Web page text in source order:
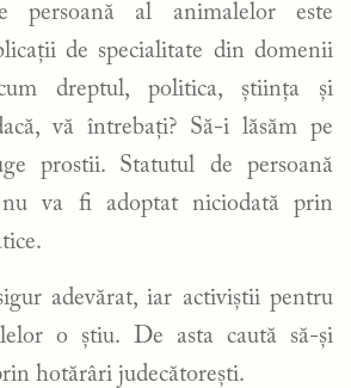
persoană al animalelor este
de specialitate din domenii
dreptul, politica, știința și
vă întrebați? Să-i lăsăm pe
prostii. Statutul de persoană
va fi adoptat niciodată prin
adevărat, iar activiștii pentru
o știu. De asta caută să-și
hotărâri judecătorești.